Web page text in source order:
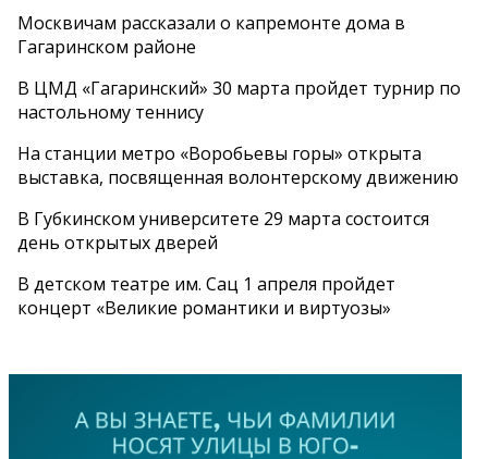
Москвичам рассказали о капремонте дома в
Гагаринском районе
В ЦМД «Гагаринский» 30 марта пройдет турнир по
настольному теннису
На станции метро «Воробьевы горы» открыта
выставка, посвященная волонтерскому движению
В Губкинском университете 29 марта состоится
день открытых дверей
В детском театре им. Сац 1 апреля пройдет
концерт «Великие романтики и виртуозы»